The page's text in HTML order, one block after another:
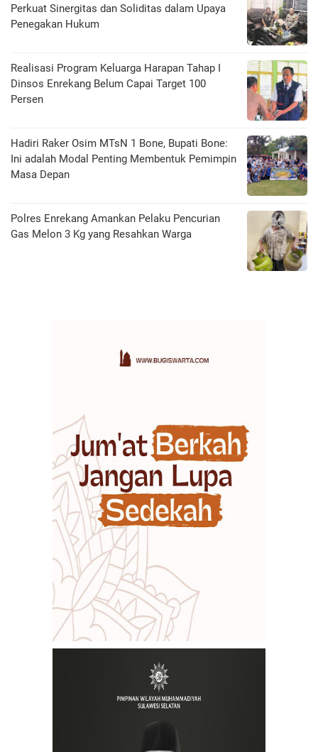
Perkuat Sinergitas dan Soliditas dalam Upaya
Penegakan Hukum
Realisasi Program Keluarga Harapan Tahap I
Dinsos Enrekang Belum Capai Target 100
Persen
Hadiri Raker Osim MTsN 1 Bone, Bupati Bone:
Ini adalah Modal Penting Membentuk Pemimpin
Masa Depan
Polres Enrekang Amankan Pelaku Pencurian
Gas Melon 3 Kg yang Resahkan Warga